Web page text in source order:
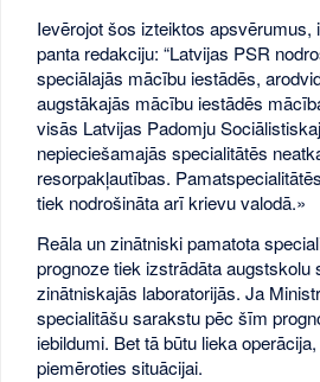
Ievērojot šos izteiktos apsvērumus,
panta redakciju: “Latvijas PSR
speciālajās mācību iestādēs,
augstākajās mācību iestādēs
visās Latvijas Padomju
nepieciešamajās specialitātēs
resorpakļautības.
tiek nodrošināta arī krievu valodā.»
Reāla un zinātniski pamatota
prognoze tiek izstrādāta augstskolu
zinātniskajās laboratorijās. Ja
specialitāšu sarakstu pēc šīm
iebildumi. Bet tā būtu lieka
piemēroties situācijai.